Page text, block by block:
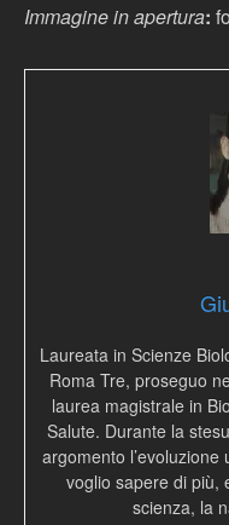
Immagine in apertura:
Laureata in Scienze
Roma Tre, proseguo
laurea magistrale in
Salute. Durante la
argomento
voglio sapere di più,
scienza, la